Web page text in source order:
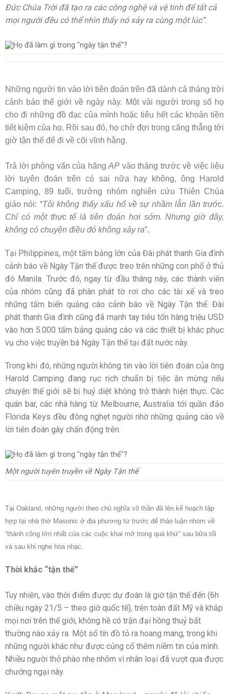
Đức Chúa Trời đã tạo ra các công nghệ và vệ tinh để tất cả
mọi người đều có thể nhìn thấy nó xảy ra cùng một lúc”.
Những người tin vào lời tiên đoán trên đã dành cả tháng trời
cảnh báo thế giới về ngày này. Một vài người trong số họ
cho đi những đồ đạc của mình hoặc tiêu hết các khoản tiền
tiết kiệm của họ. Rồi sau đó, họ chờ đợi trong căng thẳng tới
giờ tận thế để đi về cõi vĩnh hằng.
Trả lời phỏng vấn của hãng AP vào tháng trước về việc liệu
lời tuyên đoán trên có sai nữa hay không, ông Harold
Camping, 89 tuổi, trưởng nhóm nghiên cứu Thiên Chúa
giáo nói: “Tôi không thấy xấu hổ về sự nhầm lẫn lần trước.
Chỉ có một thực tế là tiên đoán hơi sớm. Nhưng giờ đây,
không có chuyện điều đó không xảy ra”.
Tại Philippines, một tấm bảng lớn của Đài phát thanh Gia đình
cảnh báo về Ngày Tận thế được treo trên những con phố ở thủ
đô Manila. Trước đó, ngay từ đầu tháng này, các thành viên
của nhóm cũng đã phân phát tờ rơi cho các tài xế và treo
những tấm biển quảng cáo cảnh báo về Ngày Tận thế. Đài
phát thanh Gia đình cũng đã mạnh tay tiêu tốn hàng triệu USD
vào hơn 5.000 tấm bảng quảng cáo và các thiết bị khác phục
vụ cho việc truyền bá Ngày Tận thế tại đất nước này.
Trong khi đó, những người không tin vào lời tiên đoán của ông
Harold Camping đang rục rịch chuẩn bị tiệc ăn mừng nếu
chuyện thế giới sẽ bị huỷ diệt không trở thành hiện thực. Các
quán bar, các nhà hàng từ Melbourne, Australia tới quần đảo
Florida Keys đều đông nghẹt người nhờ những quảng cáo về
lời tiên đoán gây chấn động trên.
Một người tuyên truyền về Ngày Tận thế
Tại Oakland, những người theo chủ nghĩa vô thần đã lên kế hoạch tập
hợp tại nhà thờ Masonic ở địa phương từ trước để thảo luận nhóm về
“thành công lớn nhất của các cuộc khai mở trong quá khứ” sau bữa tối
và sau khi nghe hòa nhạc.
Thời khắc “tận thế”
Tuy nhiên, vào thời điểm được dự đoán là giờ tận thế đến (6h
chiều ngày 21/5 – theo giờ quốc tế), trên toàn đất Mỹ và khắp
mọi nơi trên thế giới, không hề có trận đại hồng thuỷ bất
thường nào xảy ra. Một số tín đồ tỏ ra hoang mang, trong khi
những người khác như được củng cố thêm niềm tin của mình.
Nhiều người thở phào nhẹ nhõm vì nhân loại đã vượt qua được
chướng ngại này.